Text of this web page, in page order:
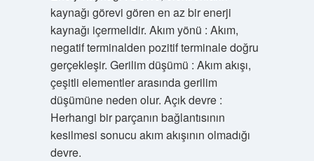
kaynağı görevi gören en az bir enerji
kaynağı içermelidir. Akım yönü : Akım,
negatif terminalden pozitif terminale doğru
gerçekleşir. Gerilim düşümü : Akım akışı,
çeşitli elementler arasında gerilim
düşümüne neden olur. Açık devre :
Herhangi bir parçanın bağlantısının
kesilmesi sonucu akım akışının olmadığı
devre.